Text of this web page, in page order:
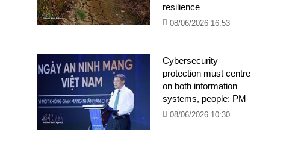
resilience
08/06/2026 16:53
Cybersecurity
protection must centre
on both information
systems, people: PM
08/06/2026 10:30